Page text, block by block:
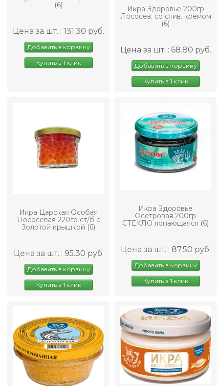
(6)
Цена за шт. : 131.30 руб.
Добавить в корзину
Купить в 1 клик
Икра Здоровье 200гр
Лососев. со слив. кремом
(6)
Цена за шт. : 68.80 руб.
Добавить в корзину
Купить в 1 клик
Икра Царская Особая
Лососевая 220гр ст/б с
Золотой крышкой (6)
Цена за шт. : 95.30 руб.
Добавить в корзину
Купить в 1 клик
Икра Здоровье
Осетровая 200гр
СТЕКЛО лопающаяся (6)
Цена за шт. : 87.50 руб.
Добавить в корзину
Купить в 1 клик